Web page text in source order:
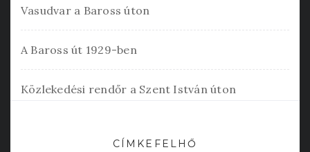
Vasudvar a Baross úton
A Baross út 1929-ben
Közlekedési rendőr a Szent István úton
CÍMKEFELHŐ